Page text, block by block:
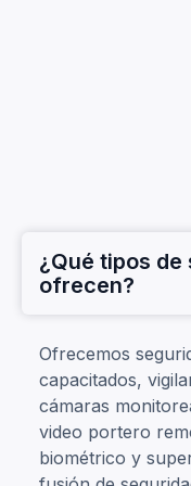
¿Qué tipos de
ofrecen?
Ofrecemos
capacitados,
cámaras
video portero
biométrico y